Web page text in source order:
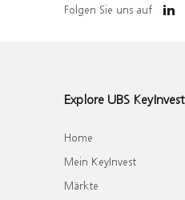
Folgen Sie uns auf
Explore UBS KeyInvest
Home
Mein KeyInvest
Märkte